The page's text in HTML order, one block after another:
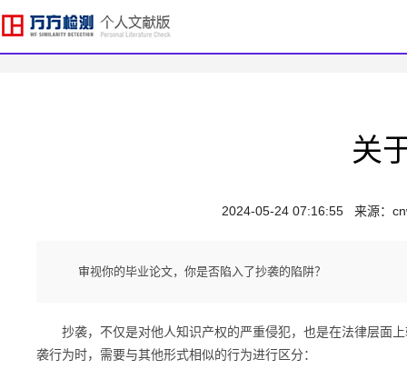
关
2024-05-24 07:16:55来源：
审视你的毕业论文，你是否陷入了抄袭的陷阱？
抄袭，不仅是对他人知识产权的严重侵犯，也是在法律层面上
袭行为时，需要与其他形式相似的行为进行区分：